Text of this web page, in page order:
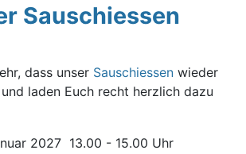
Sauschiessen
dass unser Sauschiessen wieder
laden Euch recht herzlich dazu
2027 13.00 - 15.00 Uhr